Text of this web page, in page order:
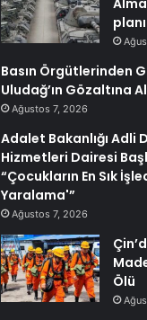
Basın Örgütlerinden
Uludağ’ın Gözaltına
Ağustos 7, 2026
Adalet Bakanlığı Adli
Hizmetleri Dairesi
“Çocukların En Sık
Yaralama'”
Ağustos 7, 2026
Ölü